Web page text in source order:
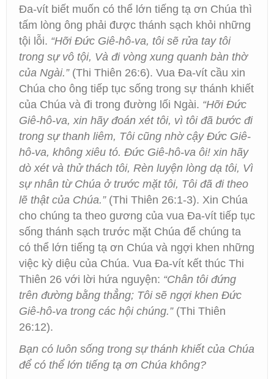
Đa-vít biết muốn có thể lớn tiếng tạ ơn Chúa thì
tấm lòng ông phải được thánh sạch khỏi những
tội lỗi. “Hỡi Đức Giê-hô-va, tôi sẽ rửa tay tôi
trong sự vô tội, Và đi vòng xung quanh bàn thờ
của Ngài.”(Thi Thiên 26:6). Vua Đa-vít cầu xin
Chúa cho ông tiếp tục sống trong sự thánh khiết
của Chúa và đi trong đường lối Ngài. “Hỡi Đức
Giê-hô-va, xin hãy đoán xét tôi, vì tôi đã bước đi
trong sự thanh liêm, Tôi cũng nhờ cậy Đức Giê-
hô-va, không xiêu tó. Đức Giê-hô-va ôi! xin hãy
dò xét và thử thách tôi, Rèn luyện lòng dạ tôi, Vì
sự nhân từ Chúa ở trước mặt tôi, Tôi đã đi theo
lẽ thật của Chúa.”(Thi Thiên 26:1-3). Xin Chúa
cho chúng ta theo gương của vua Đa-vít tiếp tục
sống thánh sạch trước mặt Chúa để chúng ta
có thể lớn tiếng tạ ơn Chúa và ngợi khen những
việc kỳ diệu của Chúa. Vua Đa-vít kết thúc Thi
Thiên 26 với lời hứa nguyện: “Chân tôi đứng
trên đường bằng thẳng; Tôi sẽ ngợi khen Đức
Giê-hô-va trong các hội chúng.”(Thi Thiên
26:12).
Bạn có luôn sống trong sự thánh khiết của Chúa
để có thể lớn tiếng tạ ơn Chúa không?